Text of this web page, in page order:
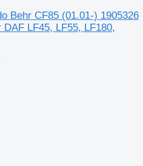
Behr CF85 (01.01-) 1905326
LF45, LF55, LF180,